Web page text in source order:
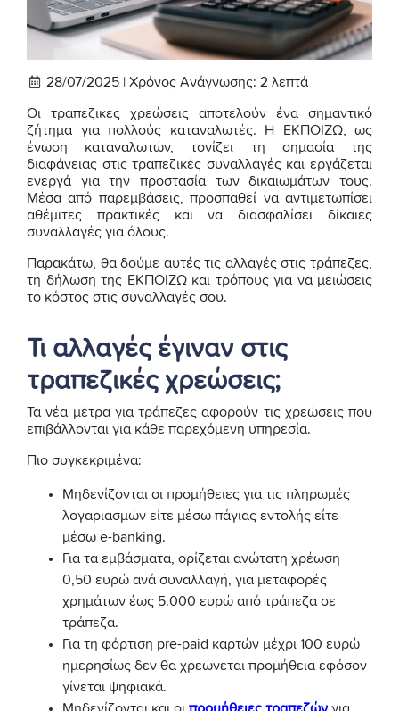
28/07/2025 | Χρόνος Ανάγνωσης: 2 λεπτά
Οι τραπεζικές χρεώσεις αποτελούν ένα σημαντικό
ζήτημα για πολλούς καταναλωτές. Η ΕΚΠΟΙΖΩ, ως
ένωση καταναλωτών, τονίζει τη σημασία της
διαφάνειας στις τραπεζικές συναλλαγές και εργάζεται
ενεργά για την προστασία των δικαιωμάτων τους.
Μέσα από παρεμβάσεις, προσπαθεί να αντιμετωπίσει
αθέμιτες πρακτικές και να διασφαλίσει δίκαιες
συναλλαγές για όλους.
Παρακάτω, θα δούμε αυτές τις αλλαγές στις τράπεζες,
τη δήλωση της ΕΚΠΟΙΖΩ και τρόπους για να μειώσεις
το κόστος στις συναλλαγές σου.
Τι αλλαγές έγιναν στις
τραπεζικές χρεώσεις;
Τα νέα μέτρα για τράπεζες αφορούν τις χρεώσεις που
επιβάλλονται για κάθε παρεχόμενη υπηρεσία.
Πιο συγκεκριμένα:
Μηδενίζονται οι προμήθειες για τις πληρωμές
λογαριασμών είτε μέσω πάγιας εντολής είτε
μέσω e-banking.
Για τα εμβάσματα, ορίζεται ανώτατη χρέωση
0,50 ευρώ ανά συναλλαγή, για μεταφορές
χρημάτων έως 5.000 ευρώ από τράπεζα σε
τράπεζα.
Για τη φόρτιση pre-paid καρτών μέχρι 100 ευρώ
ημερησίως δεν θα χρεώνεται προμήθεια εφόσον
γίνεται ψηφιακά.